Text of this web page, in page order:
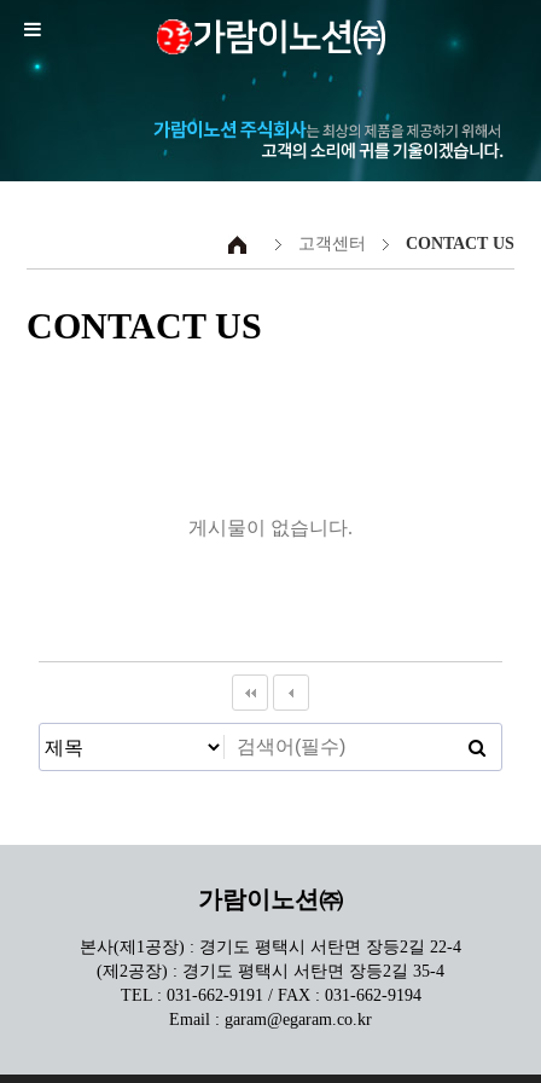
고객센터 CONTACT US
CONTACT US
게시물이 없습니다.
가람이노션㈜
본사(제1공장) : 경기도 평택시 서탄면 장등2길 22-4
(제2공장) : 경기도 평택시 서탄면 장등2길 35-4
TEL : 031-662-9191 / FAX : 031-662-9194
Email : garam@egaram.co.kr